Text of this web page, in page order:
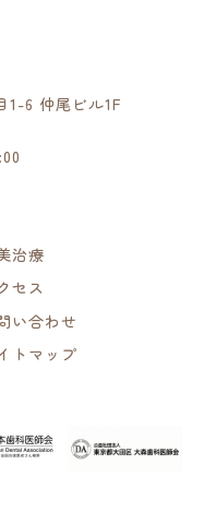
6 仲尾ビル1F
治療
セス
い合わせ
トマップ